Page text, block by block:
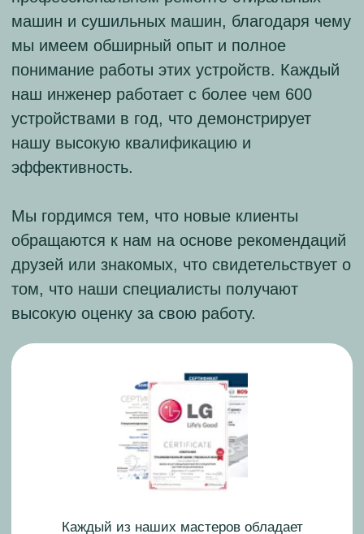
Денис Фирсов
Мастер
Опыт работы: 11 лет
Даниил Иванов
Старший мастер
Старший мастер